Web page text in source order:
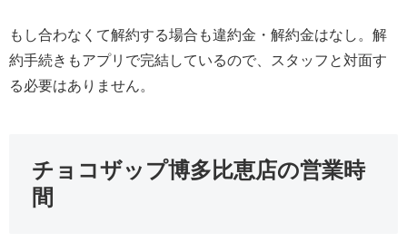
もし合わなくて解約する場合も違約金・解約金はなし。解
約手続きもアプリで完結しているので、スタッフと対面す
る必要はありません。
チョコザップ博多比恵店の営業時
間